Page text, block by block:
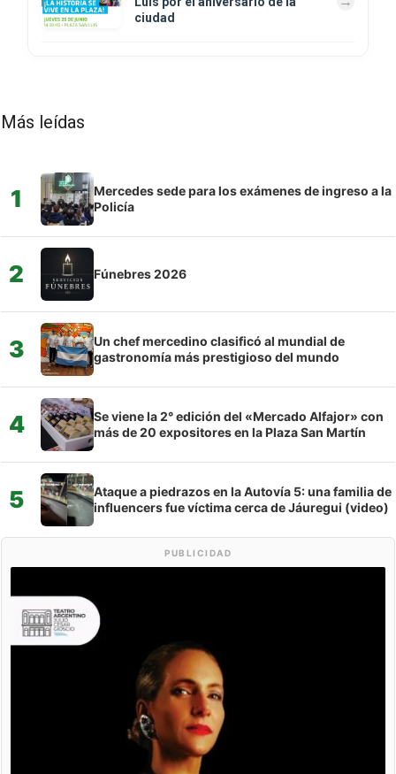
ciudad
Más leídas
1
Mercedes sede para los exámenes de ingreso a la
Policía
2 Fúnebres 2026
3
Un chef mercedino clasificó al mundial de
gastronomía más prestigioso del mundo
4
Se viene la 2° edición del «Mercado Alfajor» con
más de 20 expositores en la Plaza San Martín
5
Ataque a piedrazos en la Autovía 5: una familia de
influencers fue víctima cerca de Jáuregui (video)
PUBLICIDAD